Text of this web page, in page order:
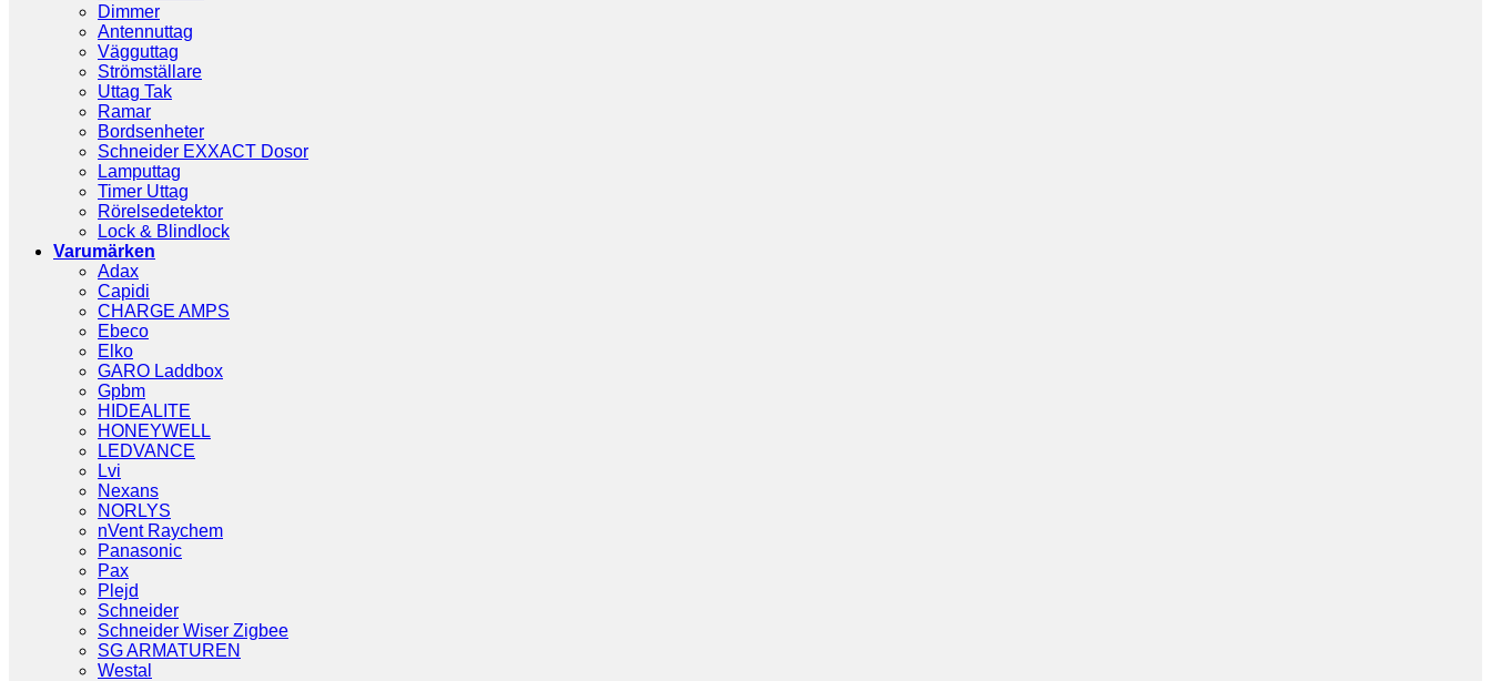
Dimmer
Antennuttag
Vägguttag
Strömställare
Uttag Tak
Ramar
Bordsenheter
Schneider EXXACT Dosor
Lamputtag
Timer Uttag
Rörelsedetektor
Lock & Blindlock
Varumärken
Adax
Capidi
CHARGE AMPS
Ebeco
Elko
GARO Laddbox
Gpbm
HIDEALITE
HONEYWELL
LEDVANCE
Lvi
Nexans
NORLYS
nVent Raychem
Panasonic
Pax
Plejd
Schneider
Schneider Wiser Zigbee
SG ARMATUREN
Westal